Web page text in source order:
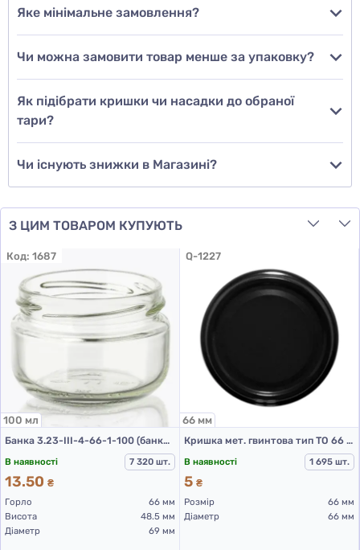
Додати відгук
Яке мінімальне замовлення?
Чи можна замовити товар менше за упаковку?
Як підібрати кришки чи насадки до обраної
тари?
Чи існують знижки в Магазині?
З ЦИМ ТОВАРОМ КУПУЮТЬ
Код: 1687
100 мл
Банка 3.23-III-4-66-1-100 (банки скляні 100 мл)
В наявності
7 320 шт.
13.50 ₴
Горло
66 мм
Висота
48.5 мм
Діаметр
69 мм
Q-1227
66 мм
Кришка мет. гвинтова тип ТО 66 колір Чорний RTS PST
В наявності
1 695 шт.
5 ₴
Розмір
66 мм
Діаметр
66 мм